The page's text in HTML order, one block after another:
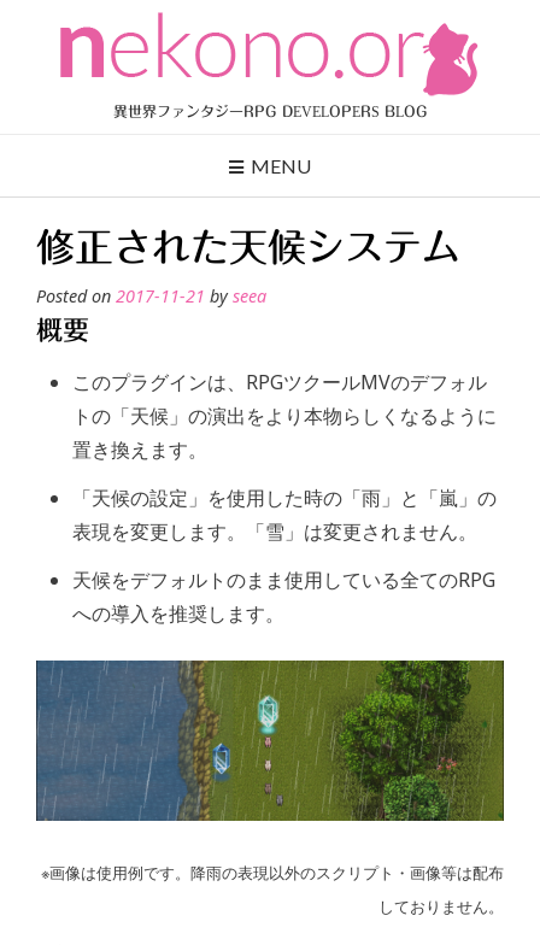
content
異世界ファンタジーRPG DEVELOPERS BLOG
MENU
修正された天候システム
Posted on 2017-11-21 byseea
概要
このプラグインは、RPGツクールMVのデフォル
トの「天候」の演出をより本物らしくなるように
置き換えます。
「天候の設定」を使用した時の「雨」と「嵐」の
表現を変更します。「雪」は変更されません。
天候をデフォルトのまま使用している全てのRPG
への導入を推奨します。
※画像は使用例です。降雨の表現以外のスクリプト・画像等は配布
しておりません。